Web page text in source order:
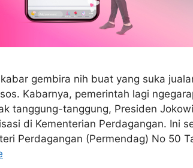
gembira nih buat yang suka
Kabarnya, pemerintah lagi
tanggung-tanggung, Presiden
di Kementerian Perdagangan. Ini
Perdagangan (Permendag) No 50